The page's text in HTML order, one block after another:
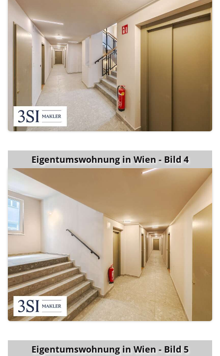
Eigentumswohnung in Wien - Bild 4
Eigentumswohnung in Wien - Bild 5